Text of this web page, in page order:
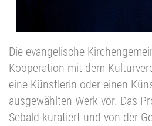
Die evangelische
Kooperation mit dem
eine Künstlerin oder einen
ausgewählten Werk vor. Das
Sebald kuratiert und von der